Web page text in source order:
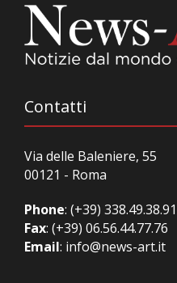
Contatti
Via delle Baleniere, 55
00121 - Roma
Phone: (+39)
Fax: (+39) 06.56.44.77.76
Email: info@news-art.it